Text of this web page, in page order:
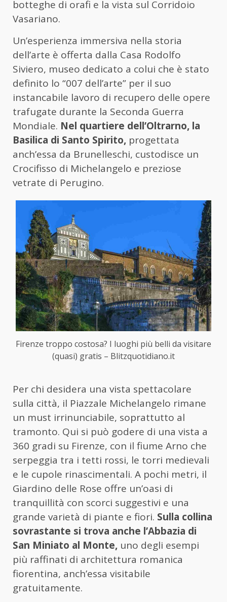
botteghe di orafi e la vista sul Corridoio
Vasariano.
Un’esperienza immersiva nella storia
dell’arte è offerta dalla Casa Rodolfo
Siviero, museo dedicato a colui che è stato
definito lo “007 dell’arte” per il suo
instancabile lavoro di recupero delle opere
trafugate durante la Seconda Guerra
Mondiale. Nel quartiere dell’Oltrarno, la
Basilica di Santo Spirito, progettata
anch’essa da Brunelleschi, custodisce un
Crocifisso di Michelangelo e preziose
vetrate di Perugino.
Firenze troppo costosa? I luoghi più belli da visitare
(quasi) gratis – Blitzquotidiano.it
Per chi desidera una vista spettacolare
sulla città, il Piazzale Michelangelo rimane
un must irrinunciabile, soprattutto al
tramonto. Qui si può godere di una vista a
360 gradi su Firenze, con il fiume Arno che
serpeggia tra i tetti rossi, le torri medievali
e le cupole rinascimentali. A pochi metri, il
Giardino delle Rose offre un’oasi di
tranquillità con scorci suggestivi e una
grande varietà di piante e fiori. Sulla collina
sovrastante si trova anche l’Abbazia di
San Miniato al Monte, uno degli esempi
più raffinati di architettura romanica
fiorentina, anch’essa visitabile
gratuitamente.